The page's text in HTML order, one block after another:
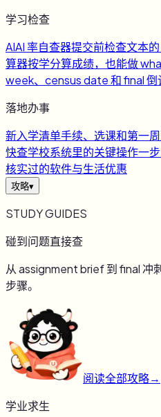
学习检查
AIAI 率自查器提交前检查文本
算器按学分算成绩，也能做
week、census date 和 final 倒
落地办事
新入学清单手续、选课和第一
快查学校系统里的关键操作一
核实过的软件与生活优惠
攻略▾
STUDY GUIDES
碰到问题直接查
从 assignment brief 到 final 冲
步骤。
阅读全部攻略→
学业求生